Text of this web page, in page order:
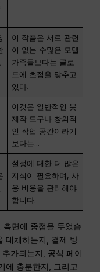
이 작품은 서로 관련
이 없는 수많은 모델
가족들보다는 클로
드에 초점을 맞추고
있다.
이것은 일반적인 봇
제작 도구나 창의적
인 작업 공간이라기
보다는...
설정에 대한 더 많은
지식이 필요하며, 사
용 비용을 관리해야
합니다.
면에 중점을 두었습
대체하는지, 결제 방
가되는지, 공식 페이
에 충분한지, 그리고